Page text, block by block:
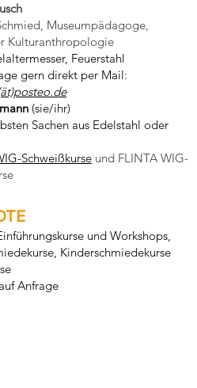
Museumpädagoge,
Kulturanthropologie
Feuerstahl
gern direkt per Mail:
(sie/ihr)
Sachen aus Edelstahl oder
Schweißkurse und FLINTA WIG-
und Workshops,
Kinderschmiedekurse
Anfrage